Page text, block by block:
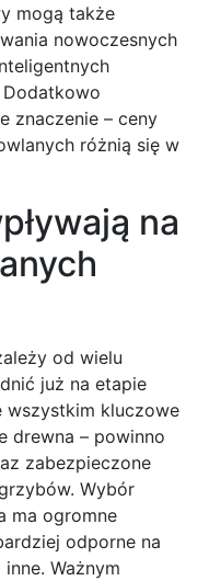
mogą także
nowoczesnych
znaczenie – ceny
różnią się w
na
od wielu
już na etapie
wszystkim kluczowe
drewna – powinno
zabezpieczone
Wybór
ma ogromne
odporne na
Ważnym